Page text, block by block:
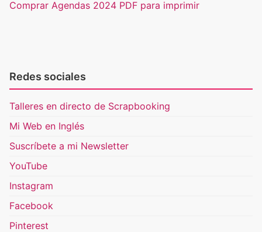
Comprar Agendas 2024 PDF para imprimir
Redes sociales
Talleres en directo de Scrapbooking
Mi Web en Inglés
Suscríbete a mi Newsletter
YouTube
Instagram
Facebook
Pinterest